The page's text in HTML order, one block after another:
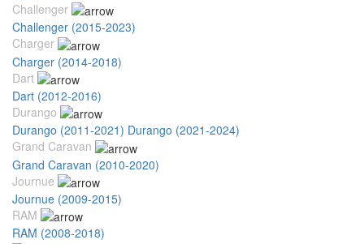
Challenger
Challenger (2015-2023)
Charger
Charger (2014-2018)
Dart
Dart (2012-2016)
Durango
Durango (2011-2021) Durango (2021-2024)
Grand Caravan
Grand Caravan (2010-2020)
Journue
Journue (2009-2015)
RAM
RAM (2008-2018)